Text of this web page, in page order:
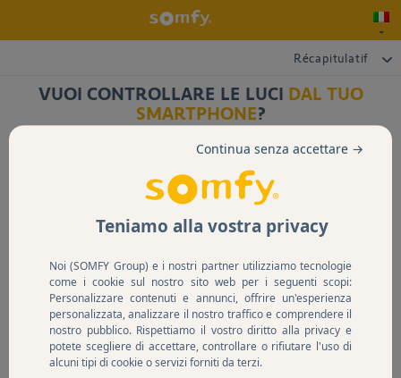
Récapitulatif
VUOI CONTROLLARE LE LUCI DAL TUO
SMARTPHONE?
Nel dubbio, contattaci.
Teniamo alla vostra privacy
Noi (SOMFY Group) e i nostri partner utilizziamo tecnologie
come i cookie sul nostro sito web per i seguenti scopi:
Personalizzare contenuti e annunci, offrire un'esperienza
personalizzata, analizzare il nostro traffico e comprendere il
nostro pubblico. Rispettiamo il vostro diritto alla privacy e
potete scegliere di accettare, controllare o rifiutare l'uso di
alcuni tipi di cookie o servizi forniti da terzi.
Continua senza accettare →